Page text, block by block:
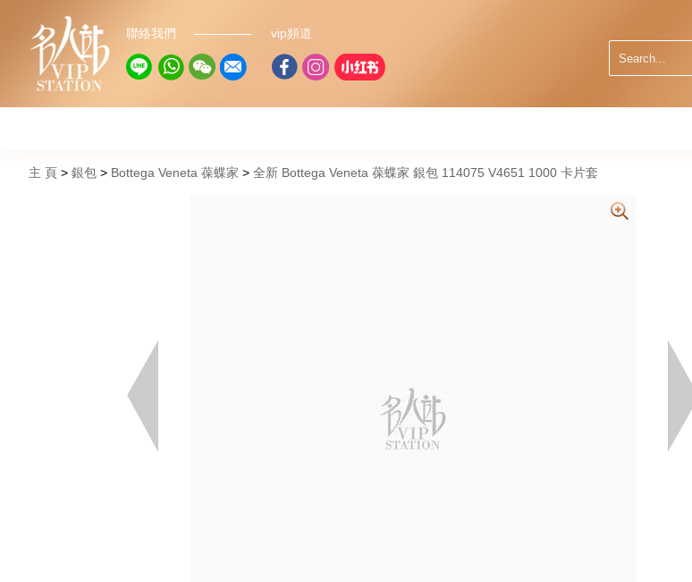
聯絡我們 vip頻道
主 頁 銀包 Bottega Veneta 葆蝶家 全新 Bottega Veneta 葆蝶家 銀包 114075 V4651 1000 卡片套